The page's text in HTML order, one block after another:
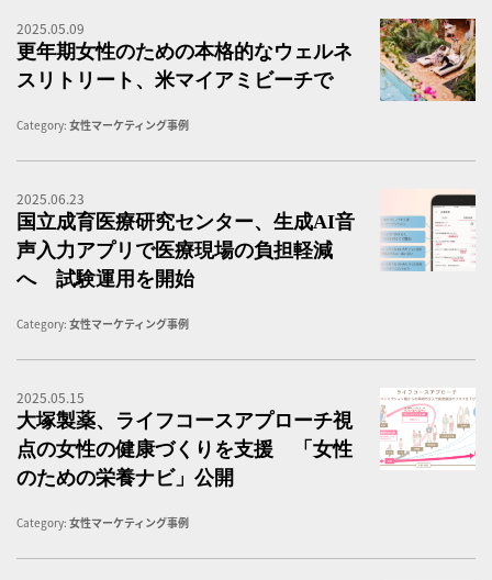
2025.05.09
更年期女性のための本格的なウェルネ
スリトリート、米マイアミビーチで
Category: 女性マーケティング事例
2025.06.23
国立成育医療研究センター、生成AI音
声入力アプリで医療現場の負担軽減
へ 試験運用を開始
Category: 女性マーケティング事例
2025.05.15
大塚製薬、ライフコースアプローチ視
点の女性の健康づくりを支援 「女性
のための栄養ナビ」公開
Category: 女性マーケティング事例